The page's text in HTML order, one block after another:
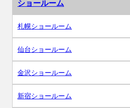
ショールーム
札幌ショールーム
仙台ショールーム
金沢ショールーム
新宿ショールーム